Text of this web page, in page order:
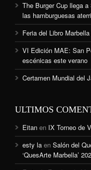
The Burger Cup llega
las hamburguesas
Feria del Libro
VI Edición MAE: San
escénicas este verano
Certamen Mundial del
ULTIMOS
Eitan en IX Torneo de
esty la en Salón del
‘QuesArte Marbella’